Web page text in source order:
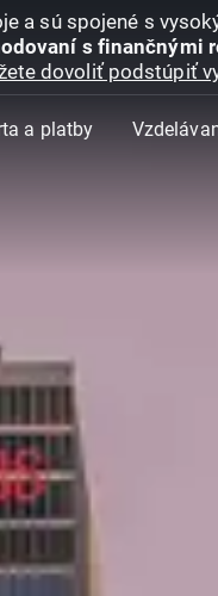
a sú spojené s
s
dovoliť podstúpiť
a platby